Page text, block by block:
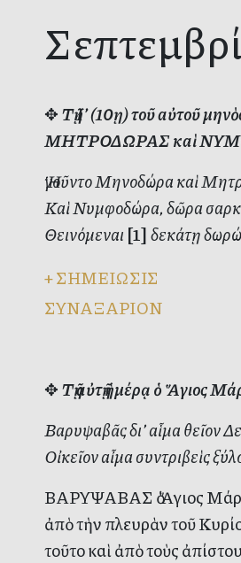
✥Τῇ Ι’ (10ῃ) τοῦ αὐτοῦ
ΜΗΤΡΟΔΩΡΑΣ καὶ
Ἡγοῦντο Μηνοδώρα καὶ
Καὶ Νυμφοδώρα, δῶρα
Θεινόμεναι [1]δεκάτῃ
+ΣΗΜΕΙΩΣΙΣ
ΣΥΝΑΞΑΡΙΟΝ
✥Τῇ αὐτῇ ἡμέρᾳ ὁ Ἅγιος
Βαρυψαβᾶς δι’ αἷμα θεῖον
Οἰκεῖον αἶμα συντριβεὶς
ΒΑΡΥΨΑΒΑΣ ὁ Ἅγιος
ἀπὸ τὴν πλευρὰν τοῦ
τοῦτο καὶ ἀπὸ τοὺς